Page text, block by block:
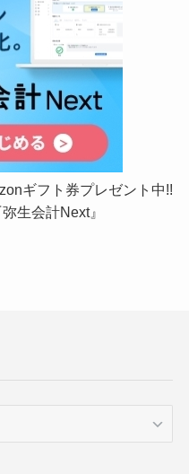
ギフト券プレゼント中!!
生会計Next』